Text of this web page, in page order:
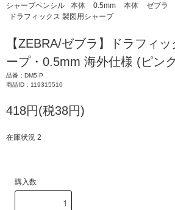
シャープペンシル 本体 0.5mm 本体 ゼブラ
ドラフィックス 製図用シャープ
【ZEBRA/ゼブラ】ドラフィ
ープ・0.5mm 海外仕様 (ピン
品番：DM5-P
商品ID：119315510
418円(税38円)
在庫状況 2
購入数